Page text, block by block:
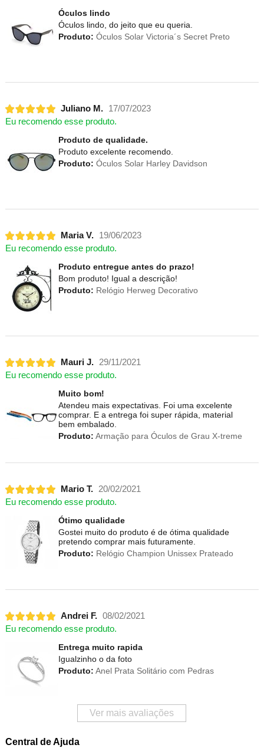
Óculos lindo
Óculos lindo, do jeito que eu queria.
Produto: Óculos Solar Victoria´s Secret Preto
Juliano M.
17/07/2023
Eu recomendo esse produto.
Produto de qualidade.
Produto excelente recomendo.
Produto: Óculos Solar Harley Davidson
Maria V.
19/06/2023
Eu recomendo esse produto.
Produto entregue antes do prazo!
Bom produto! Igual a descrição!
Produto: Relógio Herweg Decorativo
Mauri J. 29/11/2021
Eu recomendo esse produto.
Muito bom!
Atendeu mais expectativas. Foi uma excelente
comprar. E a entrega foi super rápida, material
bem embalado.
Produto: Armação para Óculos de Grau X-treme
Mario T. 20/02/2021
Eu recomendo esse produto.
Ótimo qualidade
Gostei muito do produto é de ótima qualidade
pretendo comprar mais futuramente.
Produto: Relógio Champion Unissex Prateado
Andrei F. 08/02/2021
Eu recomendo esse produto.
Entrega muito rapida
Igualzinho o da foto
Produto: Anel Prata Solitário com Pedras
Ver mais avaliações
Central de Ajuda